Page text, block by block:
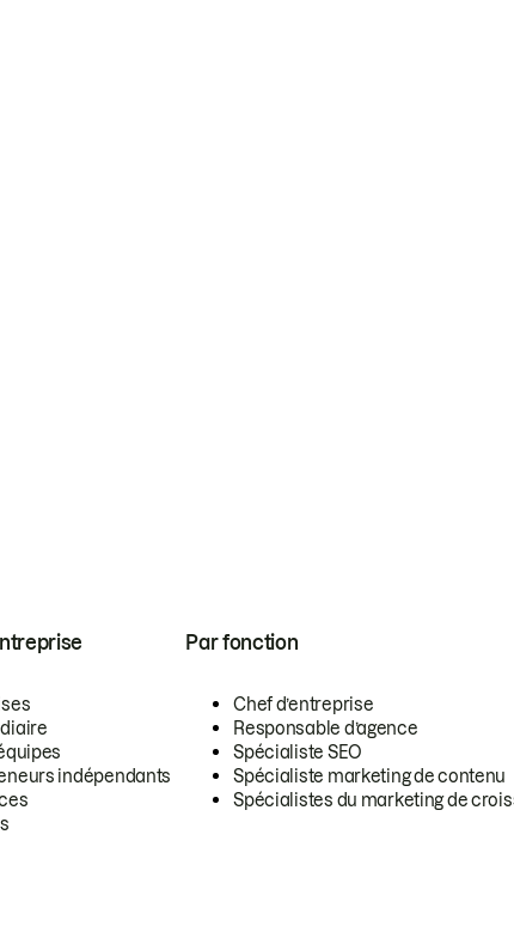
indépendants
Par fonction
Chef d’entreprise
Responsable d’agence
Spécialiste SEO
Spécialiste marketing de contenu
Spécialistes du marketing de